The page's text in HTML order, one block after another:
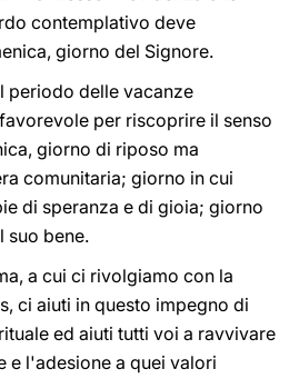
contemplativo deve
giorno del Signore.
periodo delle vacanze
per riscoprire il senso
giorno di riposo ma
comunitaria; giorno in cui
di speranza e di gioia; giorno
suo bene.
a cui ci rivolgiamo con la
ci aiuti in questo impegno di
ed aiuti tutti voi a ravvivare
e l'adesione a quei valori